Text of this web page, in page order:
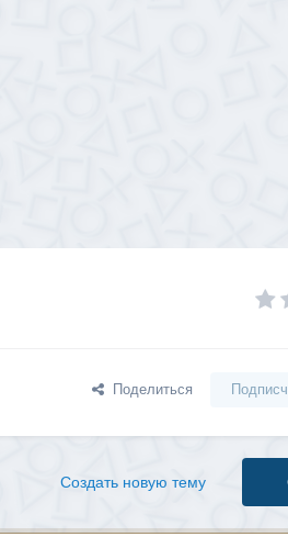
Поделиться
Создать новую тему